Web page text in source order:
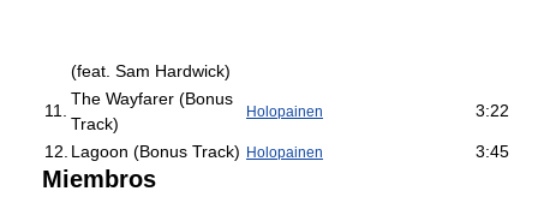
(feat. Sam Hardwick)
11.
The Wayfarer (Bonus
Track)
Holopainen 3:22
12. Lagoon (Bonus Track) Holopainen 3:45
Miembros